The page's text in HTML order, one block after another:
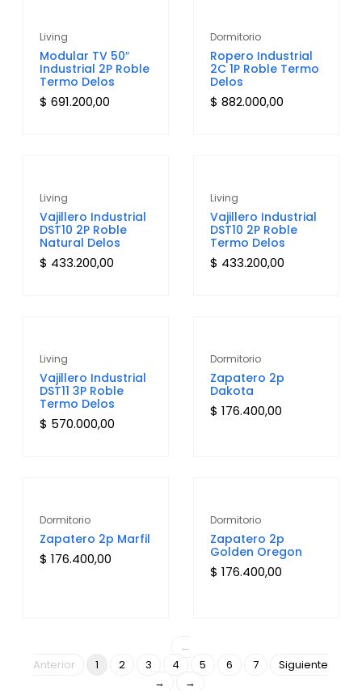
Living
Modular TV 50″
Industrial 2P Roble
Termo Delos
$ 691.200,00
Dormitorio
Ropero Industrial
2C 1P Roble Termo
Delos
$ 882.000,00
Living
Vajillero Industrial
DST10 2P Roble
Natural Delos
$ 433.200,00
Living
Vajillero Industrial
DST10 2P Roble
Termo Delos
$ 433.200,00
Living
Vajillero Industrial
DST11 3P Roble
Termo Delos
$ 570.000,00
Dormitorio
Zapatero 2p
Dakota
$ 176.400,00
Dormitorio
Zapatero 2p Marfil
$ 176.400,00
Dormitorio
Zapatero 2p
Golden Oregon
$ 176.400,00
←
Anterior
1 2 3 4 5 6 7
Siguiente
→
→